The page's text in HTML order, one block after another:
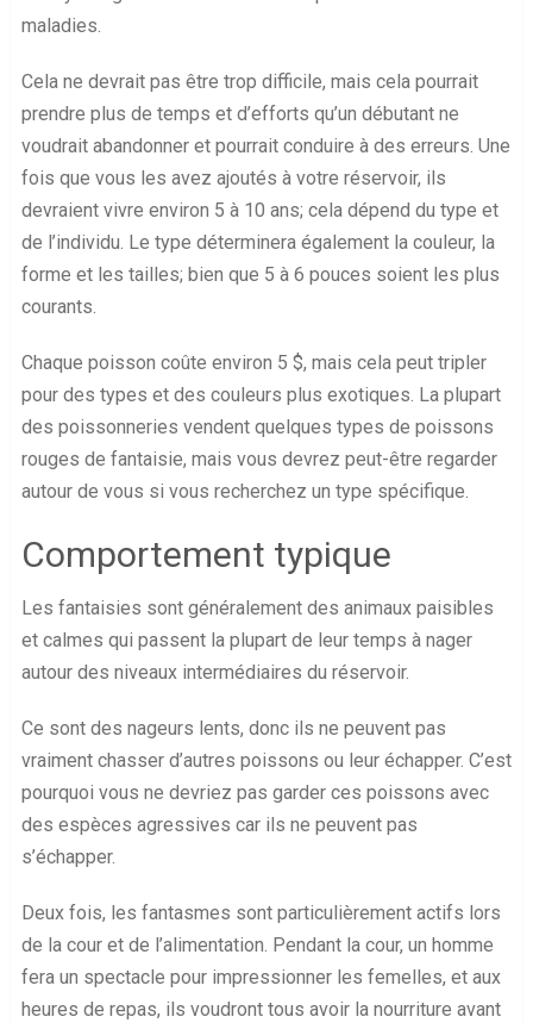
maladies.
Cela ne devrait pas être trop difficile, mais cela pourrait
prendre plus de temps et d’efforts qu’un débutant ne
voudrait abandonner et pourrait conduire à des erreurs. Une
fois que vous les avez ajoutés à votre réservoir, ils
devraient vivre environ 5 à 10 ans; cela dépend du type et
de l’individu. Le type déterminera également la couleur, la
forme et les tailles; bien que 5 à 6 pouces soient les plus
courants.
Chaque poisson coûte environ 5 $, mais cela peut tripler
pour des types et des couleurs plus exotiques. La plupart
des poissonneries vendent quelques types de poissons
rouges de fantaisie, mais vous devrez peut-être regarder
autour de vous si vous recherchez un type spécifique.
Comportement typique
Les fantaisies sont généralement des animaux paisibles
et calmes qui passent la plupart de leur temps à nager
autour des niveaux intermédiaires du réservoir.
Ce sont des nageurs lents, donc ils ne peuvent pas
vraiment chasser d’autres poissons ou leur échapper. C’est
pourquoi vous ne devriez pas garder ces poissons avec
des espèces agressives car ils ne peuvent pas
s’échapper.
Deux fois, les fantasmes sont particulièrement actifs lors
de la cour et de l’alimentation. Pendant la cour, un homme
fera un spectacle pour impressionner les femelles, et aux
heures de repas, ils voudront tous avoir la nourriture avant